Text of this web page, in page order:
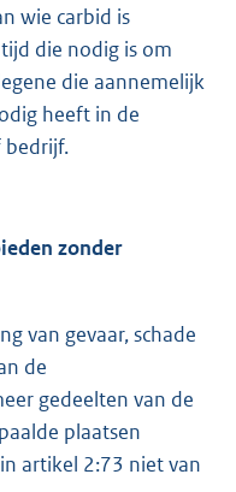
wie carbid is
die nodig is om
die aannemelijk
heeft in de
bedrijf.
zonder
van gevaar, schade
de
gedeelten van de
plaatsen
artikel 2:73 niet van